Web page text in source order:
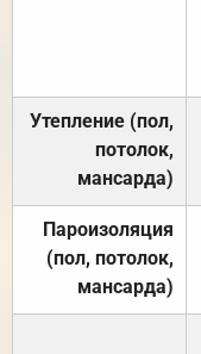
Утепление (пол,
потолок,
мансарда)
Пароизоляция
(пол, потолок,
мансарда)